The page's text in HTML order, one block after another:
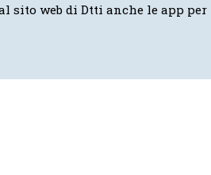
sito web di Dtti anche le app per